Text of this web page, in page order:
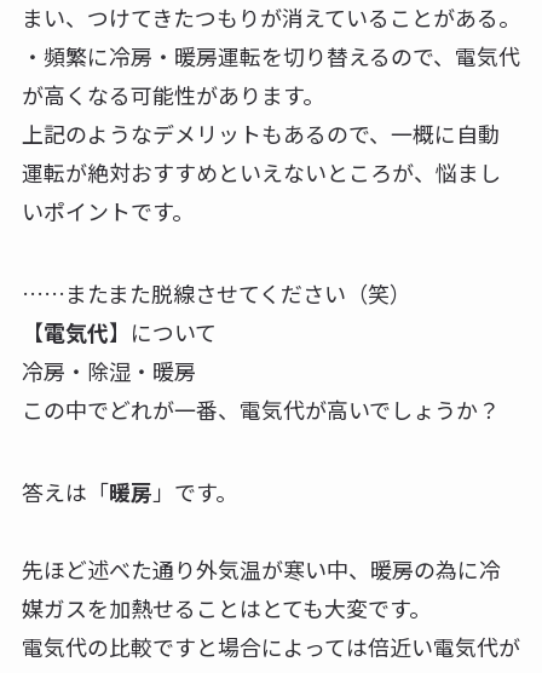
まい、つけてきたつもりが消えていることがある。
・頻繁に冷房・暖房運転を切り替えるので、電気代
が高くなる可能性があります。
上記のようなデメリットもあるので、一概に自動
運転が絶対おすすめといえないところが、悩まし
いポイントです。
……またまた脱線させてください（笑）
【電気代】について
冷房・除湿・暖房
この中でどれが一番、電気代が高いでしょうか？
答えは「暖房 」です。
先ほど述べた通り外気温が寒い中、暖房の為に冷
媒ガスを加熱せることはとても大変です。
電気代の比較ですと場合によっては倍近い電気代が